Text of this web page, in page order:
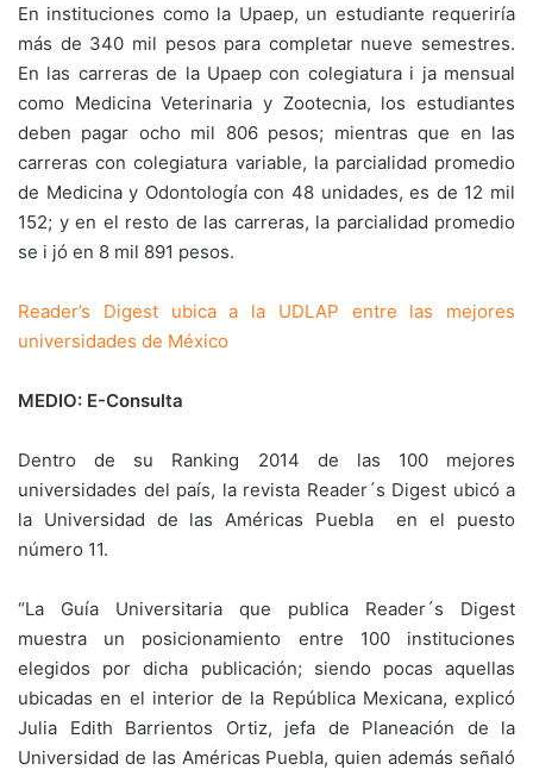
En instituciones como la Upaep, un estudiante requeriría
más de 340 mil pesos para completar nueve semestres.
En las carreras de la Upaep con colegiatura i ja mensual
como Medicina Veterinaria y Zootecnia, los estudiantes
deben pagar ocho mil 806 pesos; mientras que en las
carreras con colegiatura variable, la parcialidad promedio
de Medicina y Odontología con 48 unidades, es de 12 mil
152; y en el resto de las carreras, la parcialidad promedio
se i jó en 8 mil 891 pesos.
Reader’s Digest ubica a la UDLAP entre las mejores
universidades de México
MEDIO: E-Consulta
Dentro de su Ranking 2014 de las 100 mejores
universidades del país, la revista Reader´s Digest ubicó a
la Universidad de las Américas Puebla en el puesto
número 11.
“La Guía Universitaria que publica Reader´s Digest
muestra un posicionamiento entre 100 instituciones
elegidos por dicha publicación; siendo pocas aquellas
ubicadas en el interior de la República Mexicana, explicó
Julia Edith Barrientos Ortiz, jefa de Planeación de la
Universidad de las Américas Puebla, quien además señaló